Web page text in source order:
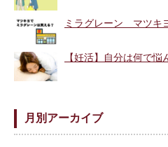
ミラグレーン マツキ
【妊活】自分は何で
月別アーカイブ